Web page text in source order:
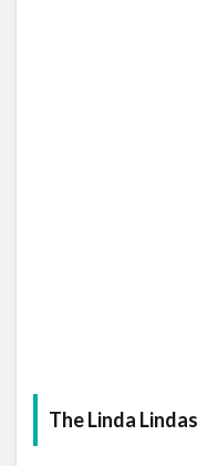
The Linda